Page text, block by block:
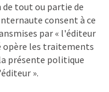
de tout ou partie de
consent à ce
par « l'éditeur
opère les traitements
présente politique
».